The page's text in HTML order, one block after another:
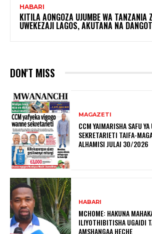
HABARI
KITILA AONGOZA UJUMBE WA TANZANIA
UWEKEZAJI LAGOS, AKUTANA NA
DON'T MISS
MAGAZETI
CCM YAIMARISHA SAFU YA
SEKRETARIETI TAIFA-
ALHAMISI JULAI 30/2026
HABARI
MCHOME: HAKUNA
ILIYOTHIBITISHA UGAIDI
AMSHANGAA HECHE